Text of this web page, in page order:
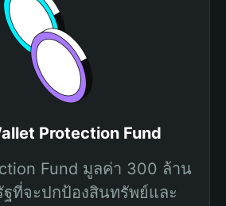
Protection Fund
Fund มูลค่า 300 ล้าน
ที่จะปกป้องสินทรัพย์และ